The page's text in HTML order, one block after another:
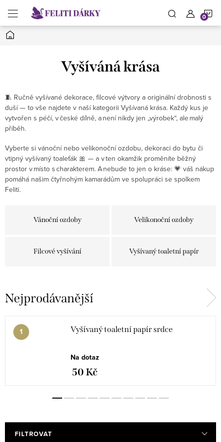
obsah
Domů
Vyšíváná krása
🧵 Ručně vyšívané dekorace, filcové výtvory a originální drobnosti s
duší — to vše najdete v naší kategorii Vyšívaná krása. Každý kus je
vytvořen s péčí, v české dílně, a není nikdy jen „výrobek“, ale malý
příběh.
Vyberte si vánoční nebo velikonoční ozdobu, dekoraci do bytu či
vtipný vyšívaný toaleťák 🎀 — a v ten okamžik proměníte běžný
prostor v místo s charakterem. A nebude to jen o kráse: 💗 váš nákup
pomáhá našim čtyřnohým kamarádům ve spolupráci se spolkem
Feliti.
Vánoční ozdoby Velikonoční ozdoby
Filcové vyšívání Vyšívaný toaletní papír
Nejprodávanější
Vyšívaný toaletní papír srdce
Na dotaz
50 Kč
FILTROVAT